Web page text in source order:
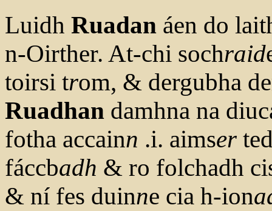
Luidh Ruadan áen do
n-Oirther. At-chi sochraid
toirsi trom, & dergubha
Ruadhan damhna na
fotha accainn .i. aimser
fáccbadh & ro folchadh
& ní fes duinne cia h-ion